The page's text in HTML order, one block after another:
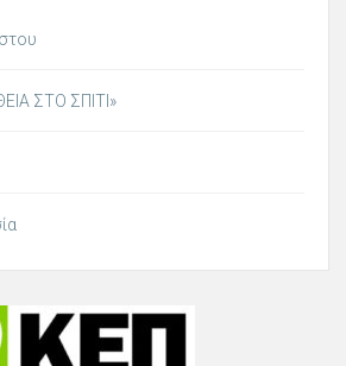
ΣΤΟ ΣΠΙΤΙ»